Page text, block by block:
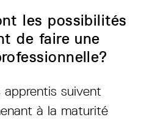
les possibilités
de faire une
apprentis suivent
à la maturité